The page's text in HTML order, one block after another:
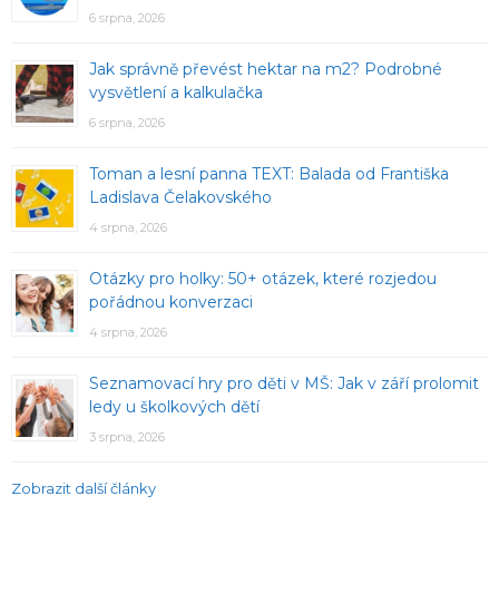
6 srpna, 2026
Jak správně převést hektar na m2? Podrobné
vysvětlení a kalkulačka
6 srpna, 2026
Toman a lesní panna TEXT: Balada od Františka
Ladislava Čelakovského
4 srpna, 2026
Otázky pro holky: 50+ otázek, které rozjedou
pořádnou konverzaci
4 srpna, 2026
Seznamovací hry pro děti v MŠ: Jak v září prolomit
ledy u školkových dětí
3 srpna, 2026
Zobrazit další články